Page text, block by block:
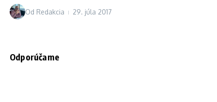
Od Redakcia 29. júla 2017
Odporúčame